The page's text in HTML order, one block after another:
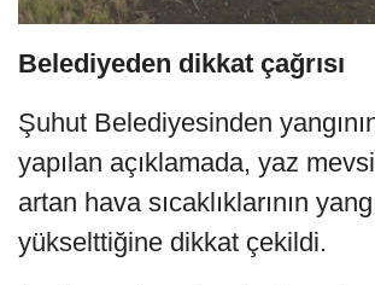
Belediyeden dikkat çağrısı
Şuhut Belediyesinden
yapılan açıklamada, yaz
artan hava sıcaklıklarının
yükselttiğine dikkat çekildi.